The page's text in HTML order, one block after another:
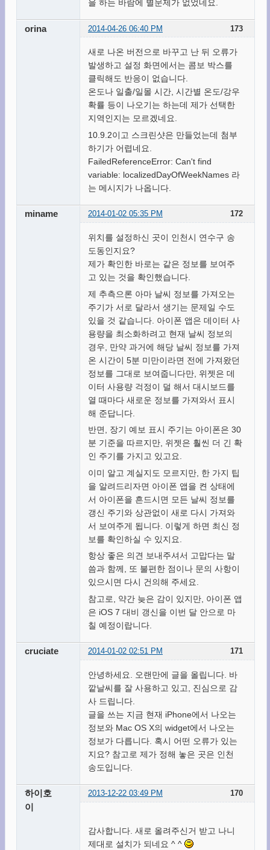
을 하는 바람에 별문제가 없었네요.
173
orina 2014-04-26 06:40 PM
새로 나온 버전으로 바꾸고 난 뒤 오류가
발생하고 설정 화면에서는 콤보 박스를
클릭해도 반응이 없습니다.
온도나 일출/일몰 시간, 시간별 온도/강우
확률 등이 나오기는 하는데 제가 선택한
지역인지는 모르겠네요.
10.9.2이고 스크린샷은 만들었는데 첨부
하기가 어렵네요.
FailedReferenceError: Can't find
variable: localizedDayOfWeekNames 라
는 메시지가 나옵니다.
172
miname 2014-01-02 05:35 PM
위치를 설정하신 곳이 인천시 연수구 송
도동인지요?
제가 확인한 바로는 같은 정보를 보여주
고 있는 것을 확인했습니다.
제 추측으론 아마 날씨 정보를 가져오는
주기가 서로 달라서 생기는 문제일 수도
있을 것 같습니다. 아이폰 앱은 데이터 사
용량을 최소화하려고 현재 날씨 정보의
경우, 만약 과거에 해당 날씨 정보를 가져
온 시간이 5분 미만이라면 전에 가져왔던
정보를 그대로 보여줍니다만, 위젯은 데
이터 사용량 걱정이 덜 해서 대시보드를
열 때마다 새로운 정보를 가져와서 표시
해 준답니다.
반면, 장기 예보 표시 주기는 아이폰은 30
분 기준을 따르지만, 위젯은 훨씬 더 긴 확
인 주기를 가지고 있고요.
이미 알고 계실지도 모르지만, 한 가지 팁
을 알려드리자면 아이폰 앱을 켠 상태에
서 아이폰을 흔드시면 모든 날씨 정보를
갱신 주기와 상관없이 새로 다시 가져와
서 보여주게 됩니다. 이렇게 하면 최신 정
보를 확인하실 수 있지요.
항상 좋은 의견 보내주셔서 고맙다는 말
씀과 함께, 또 불편한 점이나 문의 사항이
있으시면 다시 건의해 주세요.
참고로, 약간 늦은 감이 있지만, 아이폰 앱
은 iOS 7 대비 갱신을 이번 달 안으로 마
칠 예정이랍니다.
171
cruciate 2014-01-02 02:51 PM
안녕하세요. 오랜만에 글을 올립니다. 바
깥날씨를 잘 사용하고 있고, 진심으로 감
사 드립니다.
글을 쓰는 지금 현재 iPhone에서 나오는
정보와 Mac OS X의 widget에서 나오는
정보가 다릅니다. 혹시 어떤 오류가 있는
지요? 참고로 제가 정해 놓은 곳은 인천
송도입니다.
170
하이호
이
2013-12-22 03:49 PM
감사합니다. 새로 올려주신거 받고 나니
제대로 설치가 되네요 ^ ^